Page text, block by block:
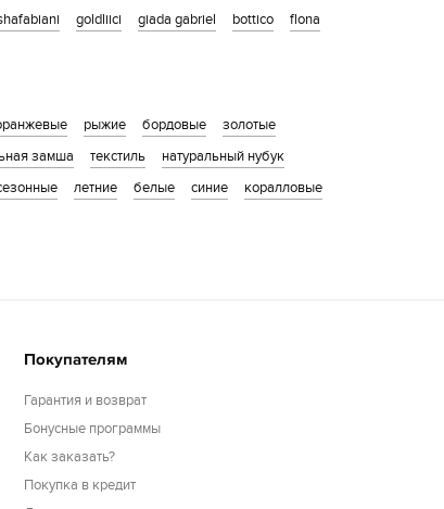
goldliici giada gabriel bottico
flona
рыжие бордовые
золотые
замша текстиль
натуральный нубук
летние белые синие
коралловые
Покупателям
Гарантия и возврат
Бонусные программы
Как заказать?
Покупка в кредит